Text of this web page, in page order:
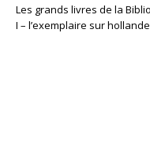
Les grands livres de la
I – l’exemplaire sur